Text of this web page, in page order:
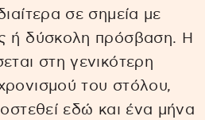
σε σημεία με
ή δύσκολη πρόσβαση. Η
στη γενικότερη
του στόλου,
εδώ και ένα μήνα